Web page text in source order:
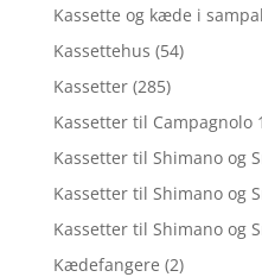
Kassette og kæde i
Kassettehus (54)
Kassetter (285)
Kassetter til Campagnolo
Kassetter til Shimano og
Kassetter til Shimano og
Kassetter til Shimano og
Kædefangere (2)